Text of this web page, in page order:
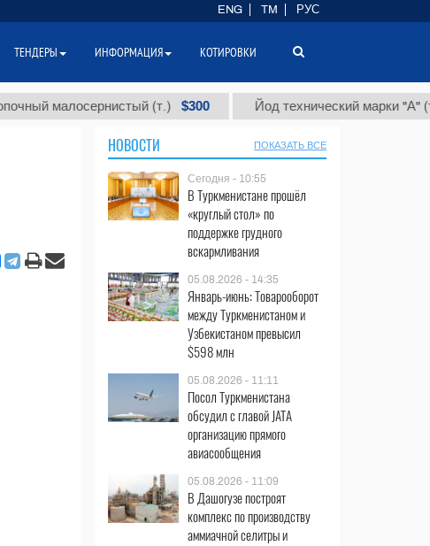
(т.) $300 Йод технический марки "А" (т.) $86
НОВОСТИ ПОКАЗАТЬ ВСЕ
Сегодня - 10:55
В Туркменистане прошёл
«круглый стол» по
поддержке грудного
вскармливания
05.08.2026 - 14:35
Январь-июнь: Товарооборот
между Туркменистаном и
Узбекистаном превысил
$598 млн
05.08.2026 - 11:11
Посол Туркменистана
обсудил с главой JATA
организацию прямого
авиасообщения
05.08.2026 - 11:09
В Дашогузе построят
комплекс по производству
аммиачной селитры и
ENG TM РУС
ТЕНДЕРЫ ИНФОРМАЦИЯ КОТИРОВКИ